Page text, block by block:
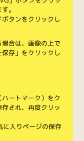
。
タンをクリックし
合は、画像の上で
存」をクリックし
ートマーク）をク
存され、再度クリッ
に入りページの保存